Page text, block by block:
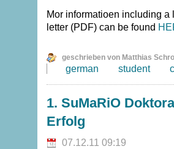
Mor informatioen including
letter (PDF) can be found
geschrieben von Matthias
german student
1. SuMaRiO
Erfolg
07.12.11 09:19